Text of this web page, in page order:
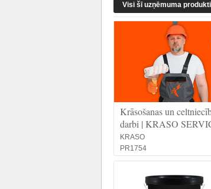
Visi šī uzņēmuma produkti
Krāsošanas un
darbi | KRASO
KRASO
PR1754